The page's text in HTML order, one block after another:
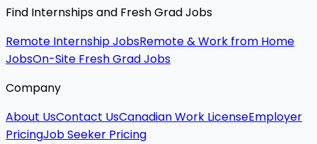
Find Internships and Fresh Grad Jobs
Remote Internship JobsRemote & Work from Home
JobsOn-Site Fresh Grad Jobs
Company
About UsContact UsCanadian Work LicenseEmployer
PricingJob Seeker Pricing